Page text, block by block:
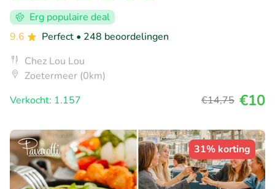
Erg populaire deal
9.6
Perfect • 248 beoordelingen
Chez Lou Lou
Zoetermeer (0km)
Verkocht: 1.157
€14,75 €10
31% korting